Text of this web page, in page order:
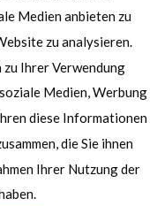
am Nachmittag
am Nachmittag
am Nachmittag
Medien anbieten zu
zu analysieren.
Ihrer Verwendung
Medien, Werbung
diese Informationen
die Sie ihnen
Ihrer Nutzung der